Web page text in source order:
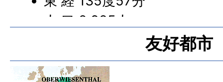
人 口 2,985人
世帯数 1,579世帯 (令和3
年4月1日現在)
友好都市